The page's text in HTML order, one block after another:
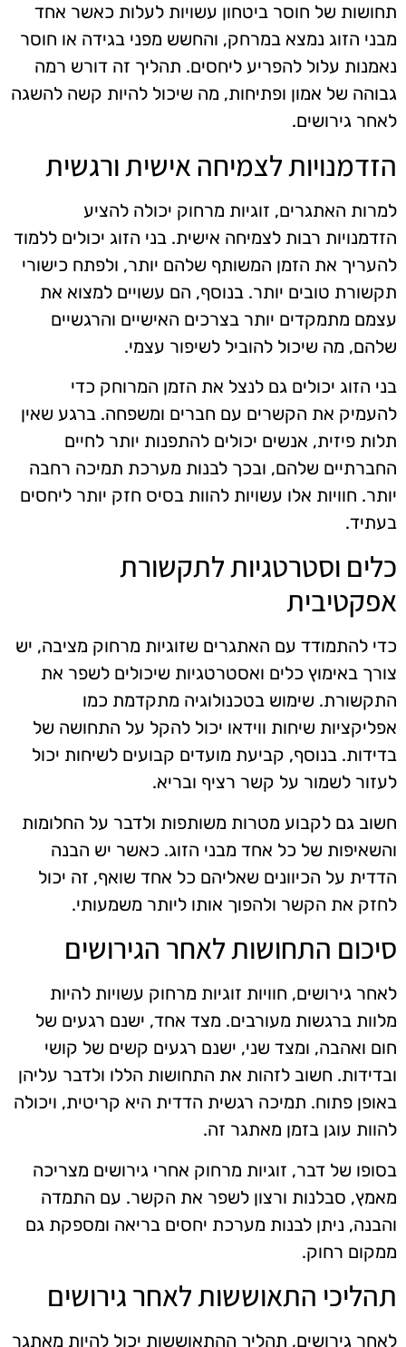
תחושות של חוסר ביטחון עשויות לעלות כאשר אחד
מבני הזוג נמצא במרחק, והחשש מפני בגידה או חוסר
נאמנות עלול להפריע ליחסים. תהליך זה דורש רמה
גבוהה של אמון ופתיחות, מה שיכול להיות קשה להשגה
לאחר גירושים.
הזדמנויות לצמיחה אישית ורגשית
למרות האתגרים, זוגיות מרחוק יכולה להציע
הזדמנויות רבות לצמיחה אישית. בני הזוג יכולים ללמוד
להעריך את הזמן המשותף שלהם יותר, ולפתח כישורי
תקשורת טובים יותר. בנוסף, הם עשויים למצוא את
עצמם מתמקדים יותר בצרכים האישיים והרגשיים
שלהם, מה שיכול להוביל לשיפור עצמי.
בני הזוג יכולים גם לנצל את הזמן המרוחק כדי
להעמיק את הקשרים עם חברים ומשפחה. ברגע שאין
תלות פיזית, אנשים יכולים להתפנות יותר לחיים
החברתיים שלהם, ובכך לבנות מערכת תמיכה רחבה
יותר. חוויות אלו עשויות להוות בסיס חזק יותר ליחסים
בעתיד.
כלים וסטרטגיות לתקשורת
אפקטיבית
כדי להתמודד עם האתגרים שזוגיות מרחוק מציבה, יש
צורך באימוץ כלים ואסטרטגיות שיכולים לשפר את
התקשורת. שימוש בטכנולוגיה מתקדמת כמו
אפליקציות שיחות ווידאו יכול להקל על התחושה של
בדידות. בנוסף, קביעת מועדים קבועים לשיחות יכול
לעזור לשמור על קשר רציף ובריא.
חשוב גם לקבוע מטרות משותפות ולדבר על החלומות
והשאיפות של כל אחד מבני הזוג. כאשר יש הבנה
הדדית על הכיוונים שאליהם כל אחד שואף, זה יכול
לחזק את הקשר ולהפוך אותו ליותר משמעותי.
סיכום התחושות לאחר הגירושים
לאחר גירושים, חוויות זוגיות מרחוק עשויות להיות
מלוות ברגשות מעורבים. מצד אחד, ישנם רגעים של
חום ואהבה, ומצד שני, ישנם רגעים קשים של קושי
ובדידות. חשוב לזהות את התחושות הללו ולדבר עליהן
באופן פתוח. תמיכה רגשית הדדית היא קריטית, ויכולה
להוות עוגן בזמן מאתגר זה.
בסופו של דבר, זוגיות מרחוק אחרי גירושים מצריכה
מאמץ, סבלנות ורצון לשפר את הקשר. עם התמדה
והבנה, ניתן לבנות מערכת יחסים בריאה ומספקת גם
ממקום רחוק.
תהליכי התאוששות לאחר גירושים
לאחר גירושים, תהליך ההתאוששות יכול להיות מאתגר